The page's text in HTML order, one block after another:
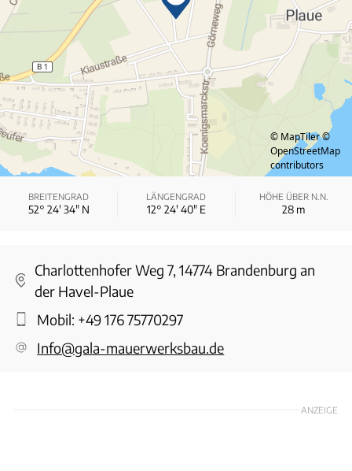
© MapTiler©
OpenStreetMap
contributors
BREITENGRAD
52° 24′ 34″ N
LÄNGENGRAD
12° 24′ 40″ E
HÖHE ÜBER N.N.
28 m
Charlottenhofer Weg 7, 14774 Brandenburg an
der Havel-Plaue
Mobil: +49 176 75770297
Info@gala-mauerwerksbau.de
ANZEIGE